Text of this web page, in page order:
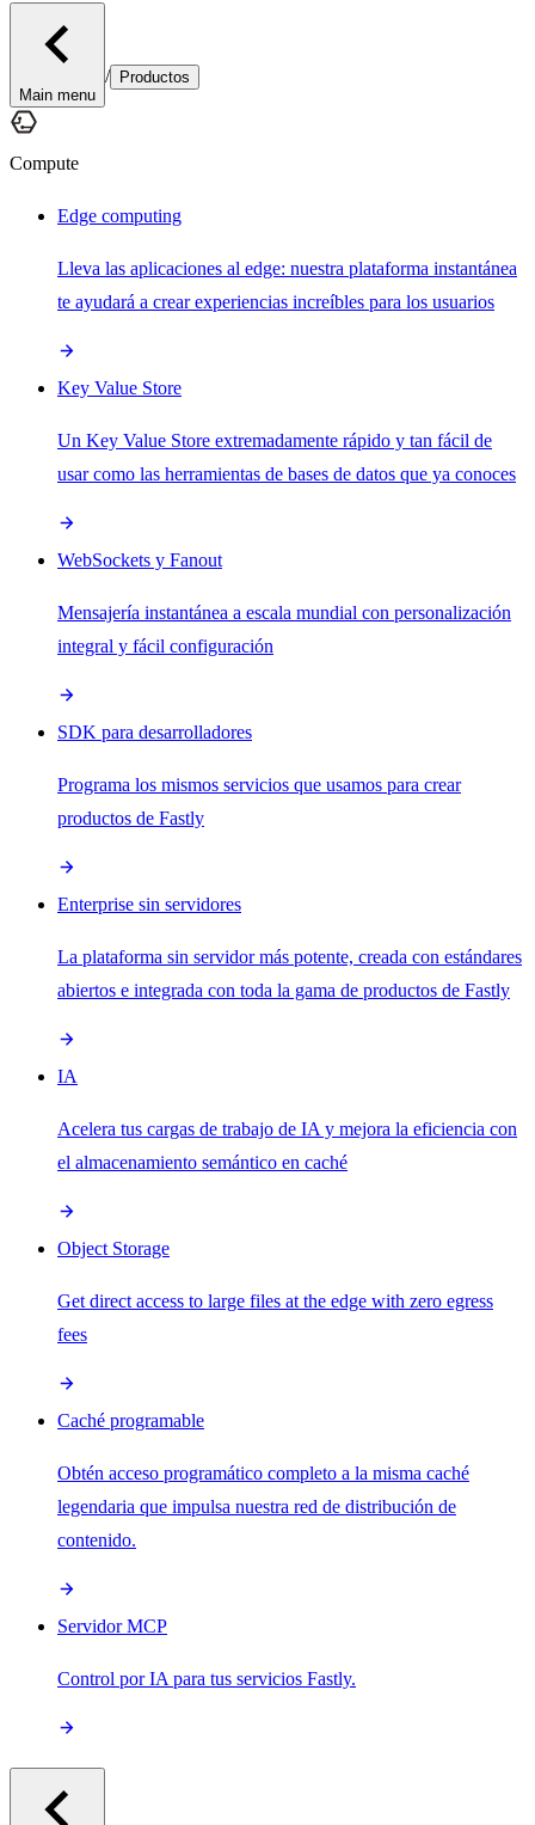
Main menu
/ Productos
Compute
Edge computing
Lleva las aplicaciones al edge: nuestra plataforma instantánea
te ayudará a crear experiencias increíbles para los usuarios
Key Value Store
Un Key Value Store extremadamente rápido y tan fácil de
usar como las herramientas de bases de datos que ya conoces
WebSockets y Fanout
Mensajería instantánea a escala mundial con personalización
integral y fácil configuración
SDK para desarrolladores
Programa los mismos servicios que usamos para crear
productos de Fastly
Enterprise sin servidores
La plataforma sin servidor más potente, creada con estándares
abiertos e integrada con toda la gama de productos de Fastly
IA
Acelera tus cargas de trabajo de IA y mejora la eficiencia con
el almacenamiento semántico en caché
Object Storage
Get direct access to large files at the edge with zero egress
fees
Caché programable
Obtén acceso programático completo a la misma caché
legendaria que impulsa nuestra red de distribución de
contenido.
Servidor MCP
Control por IA para tus servicios Fastly.